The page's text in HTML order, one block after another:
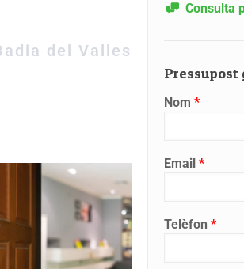
del Valles
Consulta
Nom*
Email*
Telèfon*